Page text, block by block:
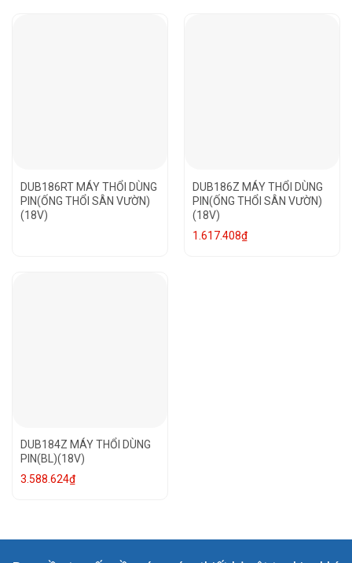
DUB186RT MÁY THỔI DÙNG
PIN(ỐNG THỔI SÂN VƯỜN)
(18V)
DUB186Z MÁY THỔI DÙNG
PIN(ỐNG THỔI SÂN VƯỜN)
(18V)
1.617.408₫
DUB184Z MÁY THỔI DÙNG
PIN(BL)(18V)
3.588.624₫